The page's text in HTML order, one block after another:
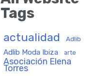
Tags
actualidad Adlib
Adlib Moda Ibiza arte
Asociación Elena
Torres